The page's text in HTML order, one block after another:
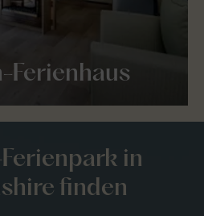
Ferienhaus
in
finden